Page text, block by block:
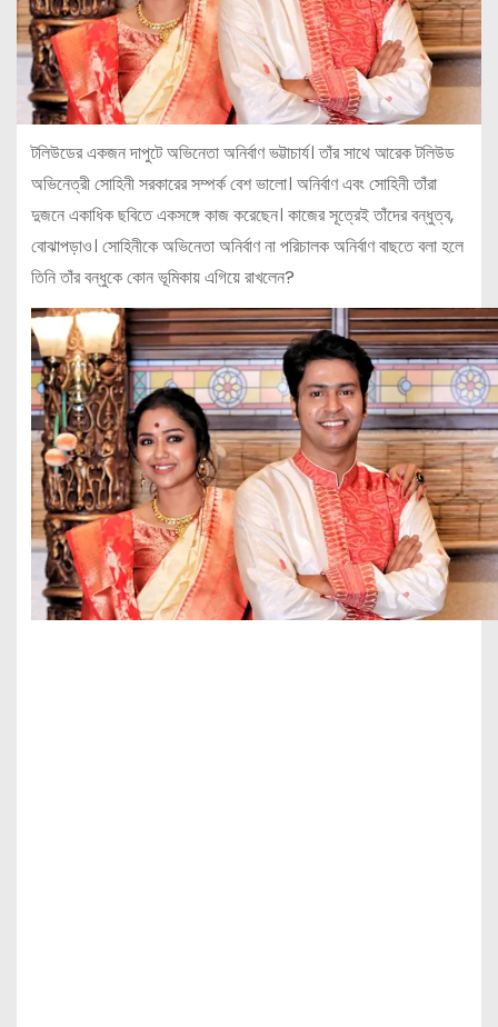
টলিউডের একজন দাপুটে অভিনেতা অনির্বাণ ভট্টাচার্য। তাঁর সাথে আরেক টলিউড
অভিনেত্রী সোহিনী সরকারের সম্পর্ক বেশ ভালো। অনির্বাণ এবং সোহিনী তাঁরা
দুজনে একাধিক ছবিতে একসঙ্গে কাজ করেছেন। কাজের সূত্রেই তাঁদের বন্ধুত্ব,
বোঝাপড়াও। সোহিনীকে অভিনেতা অনির্বাণ না পরিচালক অনির্বাণ বাছতে বলা হলে
তিনি তাঁর বন্ধুকে কোন ভূমিকায় এগিয়ে রাখলেন?